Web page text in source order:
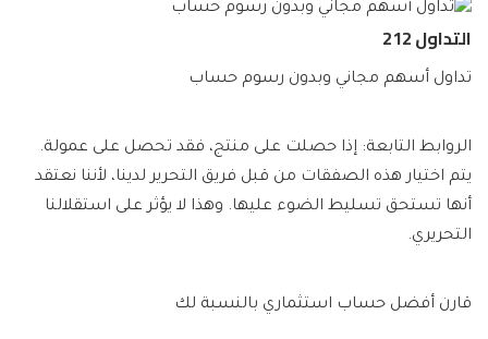
التداول 212
تداول أسهم مجاني وبدون رسوم حساب
الروابط التابعة: إذا حصلت على منتج، فقد تحصل على عمولة.
يتم اختيار هذه الصفقات من قبل فريق التحرير لدينا، لأننا نعتقد
أنها تستحق تسليط الضوء عليها. وهذا لا يؤثر على استقلالنا
التحريري.
قارن أفضل حساب استثماري بالنسبة لك